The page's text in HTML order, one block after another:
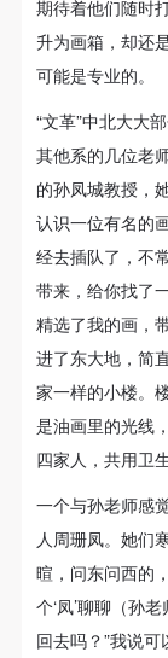
已经证明他可
来他无法继续
的素描与油画
期最优秀的肖
景物
SCENERY
风景未必是李
象、物的表达
的风景中体现
期待着他们随时
升为画箱，却还
可能是专业的。
“文革”中北大大
其他系的几位老
的孙凤城教授，
认识一位有名的
经去插队了，不
带来，给你找了
精选了我的画，
进了东大地，简
家一样的小楼。
是油画里的光线
四家人，共用卫
一个与孙老师感
人周珊凤。她们
暄，问东问西的
个‘凤’聊聊（孙
回去吗？”我说可
附则
（1）、本协
本协议的补充
（2）、本协
起生效。
（3）、本协
份，甲乙双方
活动参与者意
同意者意味着
活动前，必须
意，同时知晓
后，视作其家
我已认真阅读
附则
（1）、本协
本协议的补充
（2）、本协
起生效。
（3）、本协
份，甲乙双方
活动参与者意
同意者意味着
活动前，必须
意，同时知晓
后，视作其家
我已认真阅读
附则
（1）、本协
本协议的补充
（2）、本协
起生效。
（3）、本协
份，甲乙双方
活动参与者意
同意者意味着
活动前，必须
意，同时知晓
后，视作其家
我已认真阅读